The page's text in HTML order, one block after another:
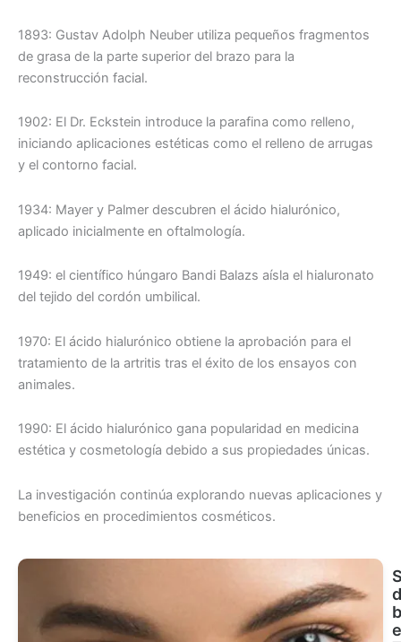
1893: Gustav Adolph Neuber utiliza pequeños fragmentos
de grasa de la parte superior del brazo para la
reconstrucción facial.
1902: El Dr. Eckstein introduce la parafina como relleno,
iniciando aplicaciones estéticas como el relleno de arrugas
y el contorno facial.
1934: Mayer y Palmer descubren el ácido hialurónico,
aplicado inicialmente en oftalmología.
1949: el científico húngaro Bandi Balazs aísla el hialuronato
del tejido del cordón umbilical.
1970: El ácido hialurónico obtiene la aprobación para el
tratamiento de la artritis tras el éxito de los ensayos con
animales.
1990: El ácido hialurónico gana popularidad en medicina
estética y cosmetología debido a sus propiedades únicas.
La investigación continúa explorando nuevas aplicaciones y
beneficios en procedimientos cosméticos.